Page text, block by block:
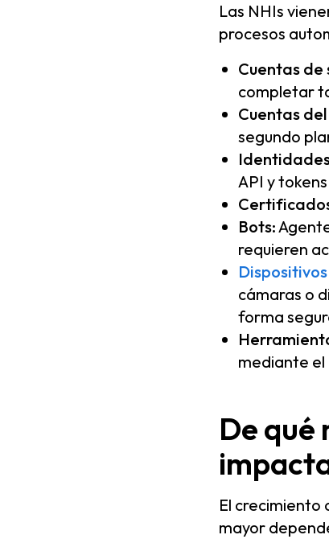
Las NHIs
procesos
Cuentas de
completar
Cuentas
segundo
API y
Bots:
requieren
cámaras o
forma
mediante el
De qué
El crecimiento
mayor